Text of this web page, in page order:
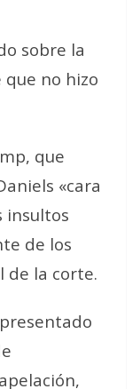
sobre la
no hizo
que
«cara
insultos
de los
de la corte.